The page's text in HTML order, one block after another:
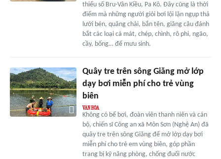
thiểu số Bru-Vân Kiều, Pa Kô. Đây cũng là thời
điểm mà những người giỏi bơi lội lặn ngụp thả
lưới bén, quăng chài, bắn tên, giăng câu đánh
bắt các loại cá mát, chép, chình, rô phi, ngão,
cầy, bống… để mưu sinh.
Quây tre trên sông Giăng mở lớp
dạy bơi miễn phí cho trẻ vùng
biên
Không có bể bơi, đoàn viên thanh niên và cán
bộ, chiến sĩ Công an xã Môn Sơn (Nghệ An) đã
quây tre trên sông Giăng để mở lớp dạy bơi
miễn phí cho trẻ em vùng biên, góp phần
trang bị kỹ năng phòng, chống đuối nước